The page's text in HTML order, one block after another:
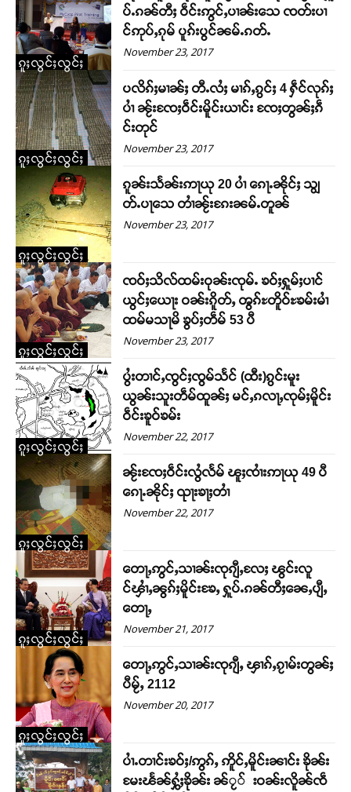
Support SHAN
တႃႇႁႂ်ႈသဵင်ၵၢင်ၸႂ်ၵူၼ်းမိူင်း ၵူႈတီႈၵူႈလႅၼ်ပေႃးတေၸွ
တ်ႇ တူဝ်ႈလုမ်ႈၾႃႉၼၼ်ႉ ၶဝ်ႈႁူမ်ႈၵမ်ႉထႅမ် ၸုမ်းၶၢ
ဝ်ႇၽူႈတွႆႇႁွၵ်ႈ လႆႈယူႇၶႃႈဢေႃႈ။
Donate Now
ၵူႈလွင်ႈလွင်ႈ
ပ်ႉၵၼ်တီႈ ဝဵင်းဢွင်ႇပၢၼ်းသေ ၸတ်းပၢ
င်ဢုပ်ႇၵုမ် ပူၵ်းပွင်ၼမ်ႉၵတ်ႉ
November 23, 2017
ၵူႈလွင်ႈလွင်ႈ
ပလိၵ်ႈမၢၼ်ႈ တီႉလႆႈ မၢၵ်ႇၵွင်ႈ 4 ႁဵင်လုၵ်ႈ
ပၢႆ ၼႂ်းၸႄႈဝဵင်းမိူင်းယၢင်း ၸႄႈတွၼ်ႈၵဵ
င်းတုင်
November 23, 2017
ၵူႈလွင်ႈလွင်ႈ
ၵူၼ်းသႅၼ်းဢႃယု 20 ပၢႆ ၵေႃႉၼိုင်ႈ သျွ
တ်ႉပႃသေ တၢႆၼႂ်းၵႄးၼမ်ႉတူၼ်
November 23, 2017
ၵူႈလွင်ႈလွင်ႈ
ၸဝ်ႈသိလ်ထမ်းဝုၼ်းၸုမ်ႉ ၶဝ်ႈႁူမ်ႈပၢင်
ယွင်ႈယေႃး ဝၼ်းၵိူတ်ႇ ၻွၵ်ႊတိူဝ်ႊၶမ်းမၢႆ
ထမ်မသႃမိ ၶွပ်ႈတဵမ် 53 ပီ
November 23, 2017
ၵူႈလွင်ႈလွင်ႈ
ပွႆးတၢင်ႇၸွင်ႈၸွမ်သႅင် (ထီး)ၵွင်းမူး
ယွၼ်းသူးတဵမ်ထူၼ်ႈ မင်ႇၵလႃႇၸုမ်ႈမိူင်း
ဝဵင်းၶူဝ်ၶမ်း
November 22, 2017
ၵူႈလွင်ႈလွင်ႈ
ၼႂ်းၸႄႈဝဵင်းလွႆလႅမ် ၽူႈၸၢႆးဢႃယု 49 ပီ
ၵေႃႉၼိုင်ႈ ၺႃးၶႃႈတၢႆ
November 22, 2017
ၵူႈလွင်ႈလွင်ႈ
တေႃႇဢွင်ႇသၢၼ်းၸုၵျီႇလႄႈ ၽွင်းလူ
င်ၾၢႆႇၼွၵ်ႈမိူင်းၶႄႇ ႁူပ်ႉၵၼ်တီႈၼေႇပျီႇ
တေႃႇ
November 21, 2017
ၵူႈလွင်ႈလွင်ႈ
တေႃႇဢွင်ႇသၢၼ်းၸုၵျီႇ ၾၢၵ်ႇၵႂၢမ်းတွၼ်ႈ
ပီမႂ်ႇ 2112
November 20, 2017
ပၢႆႉတၢင်းၶဝ်ႈ/ဢွၵ်ႇ ဢိူင်ႇမိူင်းၼၢင်း ၶိုၼ်း
မႄးၽႅၼ်ႁွႆႈၶိုၼ်း ၼ်ႂ်းဝၼ်းလိူၼ်ၸဵ